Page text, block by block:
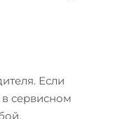
Если
сервисном